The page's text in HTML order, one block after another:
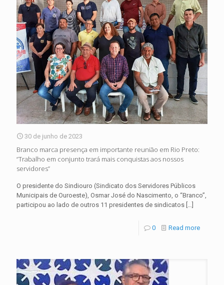
30 de junho de 2023
Branco marca presença em importante reunião em Rio Preto:
“Trabalho em conjunto trará mais conquistas aos nossos
servidores”
O presidente do Sindiouro (Sindicato dos Servidores Públicos
Municipais de Ouroeste), Osmar José do Nascimento, o “Branco”,
participou ao lado de outros 11 presidentes de sindicatos
0 Read more